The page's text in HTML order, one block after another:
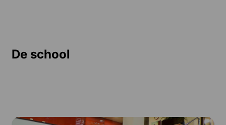
De school